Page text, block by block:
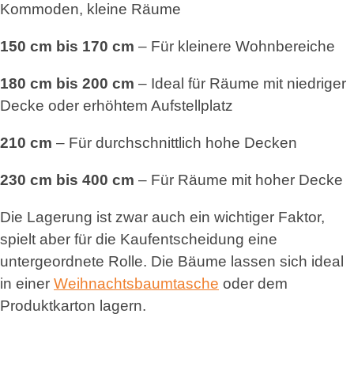
Kommoden, kleine Räume
150 cm bis 170 cm – Für kleinere Wohnbereiche
180 cm bis 200 cm – Ideal für Räume mit niedriger
Decke oder erhöhtem Aufstellplatz
210 cm – Für durchschnittlich hohe Decken
230 cm bis 400 cm – Für Räume mit hoher Decke
Die Lagerung ist zwar auch ein wichtiger Faktor,
spielt aber für die Kaufentscheidung eine
untergeordnete Rolle. Die Bäume lassen sich ideal
in einer Weihnachtsbaumtasche oder dem
Produktkarton lagern.